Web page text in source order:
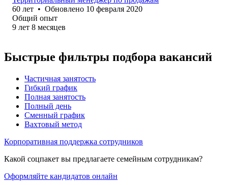
60 лет • Обновлено 10 февраля 2020
Общий опыт
9 лет 8 месяцев
Быстрые фильтры подбора вакансий
Частичная занятость
Гибкий график
Полная занятость
Полный день
Сменный график
Вахтовый метод
Корпоративная поддержка сотрудников
Какой соцпакет вы предлагаете семейным сотрудникам?
Оформляйте кандидатов онлайн